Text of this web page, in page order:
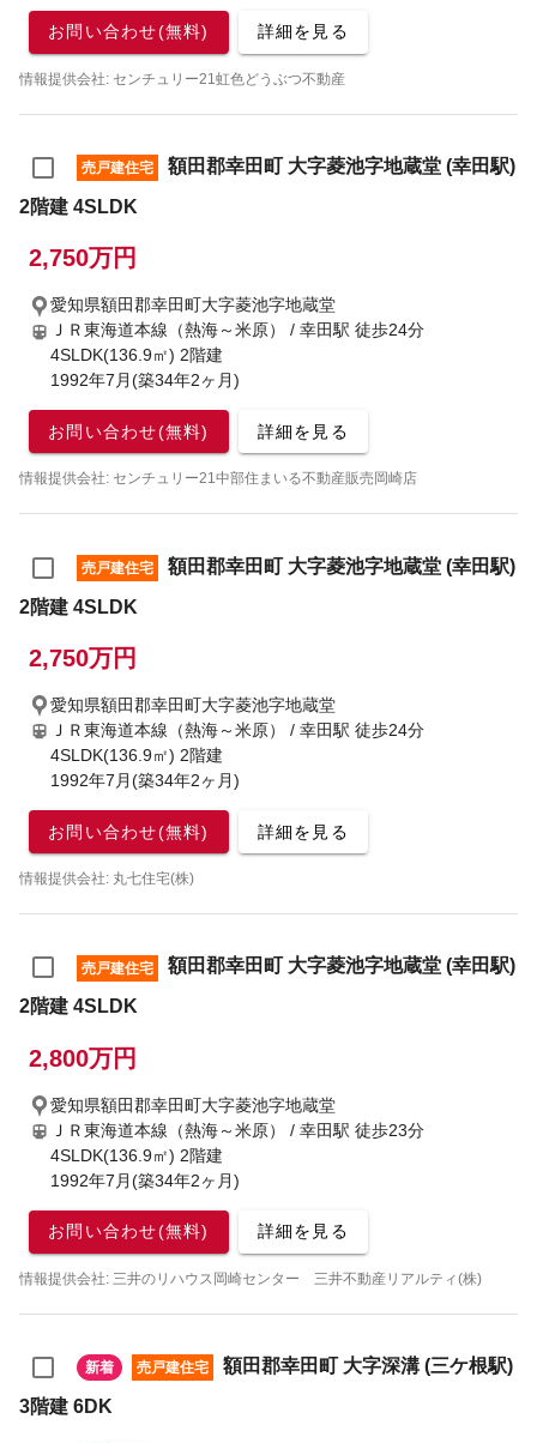
お問い合わせ(無料) 詳細を見る
情報提供会社: センチュリー21虹色どうぶつ不動産
売戸建住宅
額田郡幸田町 大字菱池字地蔵堂 (幸田駅)
2階建 4SLDK
2,750万円
愛知県額田郡幸田町大字菱池字地蔵堂
ＪＲ東海道本線（熱海～米原） / 幸田駅 徒歩24分
4SLDK(136.9㎡) 2階建
1992年7月(築34年2ヶ月)
お問い合わせ(無料) 詳細を見る
情報提供会社: センチュリー21中部住まいる不動産販売岡崎店
売戸建住宅
額田郡幸田町 大字菱池字地蔵堂 (幸田駅)
2階建 4SLDK
2,750万円
愛知県額田郡幸田町大字菱池字地蔵堂
ＪＲ東海道本線（熱海～米原） / 幸田駅 徒歩24分
4SLDK(136.9㎡) 2階建
1992年7月(築34年2ヶ月)
お問い合わせ(無料) 詳細を見る
情報提供会社: 丸七住宅(株)
売戸建住宅
額田郡幸田町 大字菱池字地蔵堂 (幸田駅)
2階建 4SLDK
2,800万円
愛知県額田郡幸田町大字菱池字地蔵堂
ＪＲ東海道本線（熱海～米原） / 幸田駅 徒歩23分
4SLDK(136.9㎡) 2階建
1992年7月(築34年2ヶ月)
お問い合わせ(無料) 詳細を見る
情報提供会社: 三井のリハウス岡崎センター 三井不動産リアルティ(株)
新着 売戸建住宅
額田郡幸田町 大字深溝 (三ケ根駅)
3階建 6DK